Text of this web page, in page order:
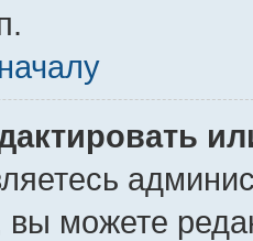
можете